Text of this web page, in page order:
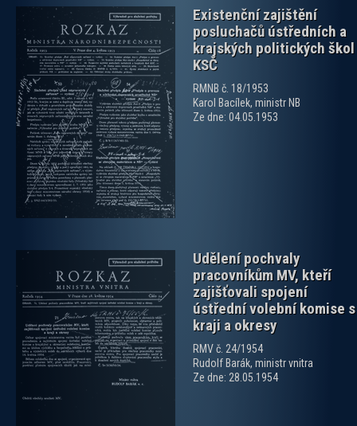
Existenční zajištění
posluchačů ústředních a
krajských politických škol
KSČ
RMNB č. 18/1953
Karol Bacílek, ministr NB
Ze dne: 04.05.1953
Udělení pochvaly
pracovníkům MV, kteří
zajišťovali spojení
ústřední volební komise s
kraji a okresy
RMV č. 24/1954
Rudolf Barák, ministr vnitra
Ze dne: 28.05.1954
zobrazit PDF dokument
zobrazit PDF dokument